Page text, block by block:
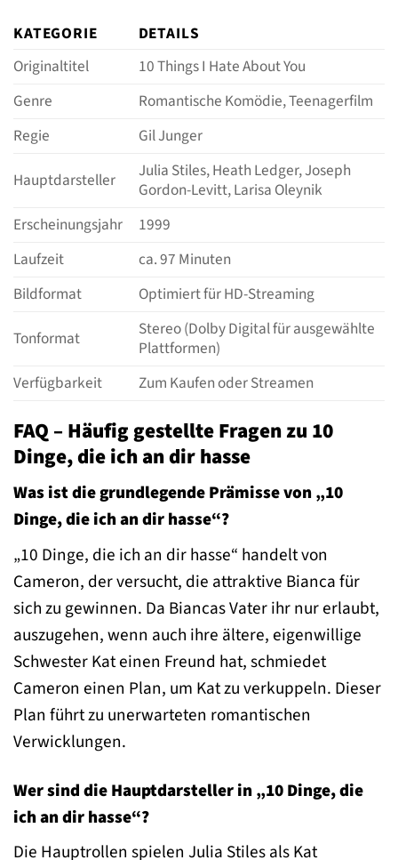
KATEGORIE
DETAILS
Originaltitel
10 Things I Hate About You
Genre
Romantische Komödie, Teenagerfilm
Regie
Gil Junger
Hauptdarsteller
Julia Stiles, Heath Ledger, Joseph
Gordon-Levitt, Larisa Oleynik
Erscheinungsjahr
1999
Laufzeit
ca. 97 Minuten
Bildformat
Optimiert für HD-Streaming
Tonformat
Stereo (Dolby Digital für ausgewählte
Plattformen)
Verfügbarkeit
Zum Kaufen oder Streamen
FAQ – Häufig gestellte Fragen zu 10
Dinge, die ich an dir hasse
Was ist die grundlegende Prämisse von „10
Dinge, die ich an dir hasse“?
„10 Dinge, die ich an dir hasse“ handelt von
Cameron, der versucht, die attraktive Bianca für
sich zu gewinnen. Da Biancas Vater ihr nur erlaubt,
auszugehen, wenn auch ihre ältere, eigenwillige
Schwester Kat einen Freund hat, schmiedet
Cameron einen Plan, um Kat zu verkuppeln. Dieser
Plan führt zu unerwarteten romantischen
Verwicklungen.
Wer sind die Hauptdarsteller in „10 Dinge, die
ich an dir hasse“?
Die Hauptrollen spielen Julia Stiles als Kat